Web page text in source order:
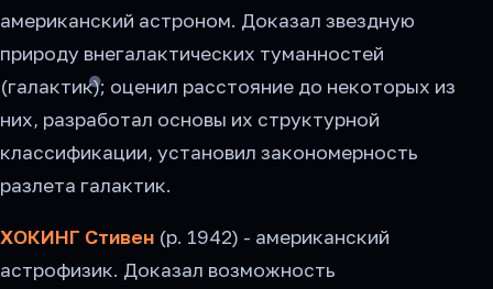
американский астроном. Доказал звездную
природу внегалактических туманностей
(галактик); оценил расстояние до некоторых из
них, разработал основы их структурной
классификации, установил закономерность
разлета галактик.
ХОКИНГ Стивен (р. 1942) - американский
астрофизик. Доказал возможность